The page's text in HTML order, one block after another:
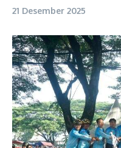
21 Desember 2025